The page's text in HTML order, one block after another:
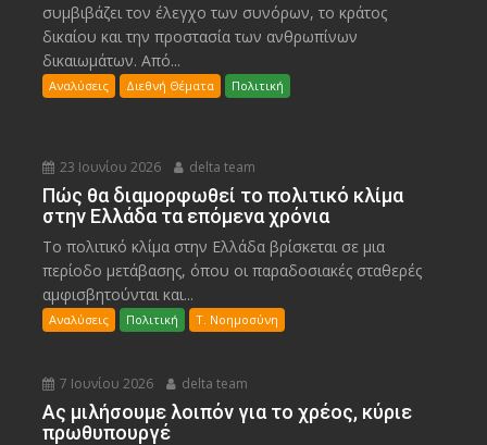
συμβιβάζει τον έλεγχο των συνόρων, το κράτος
δικαίου και την προστασία των ανθρωπίνων
δικαιωμάτων. Από...
Αναλύσεις Διεθνή Θέματα Πολιτική
23 Ιουνίου 2026 delta team
Πώς θα διαμορφωθεί το πολιτικό κλίμα
στην Ελλάδα τα επόμενα χρόνια
Το πολιτικό κλίμα στην Ελλάδα βρίσκεται σε μια
περίοδο μετάβασης, όπου οι παραδοσιακές σταθερές
αμφισβητούνται και...
Αναλύσεις Πολιτική Τ. Νοημοσύνη
7 Ιουνίου 2026 delta team
Ας μιλήσουμε λοιπόν για το χρέος, κύριε
πρωθυπουργέ